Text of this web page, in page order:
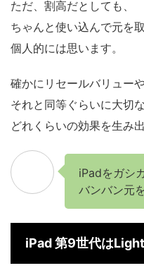
ただ、割高だとしても、
ちゃんと使い込んで元を
個人的には思います。
確かにリセールバリュー
それと同等ぐらいに大切な
どれくらいの効果を生み
iPadをガシ
バンバン元
iPad 第9世代は